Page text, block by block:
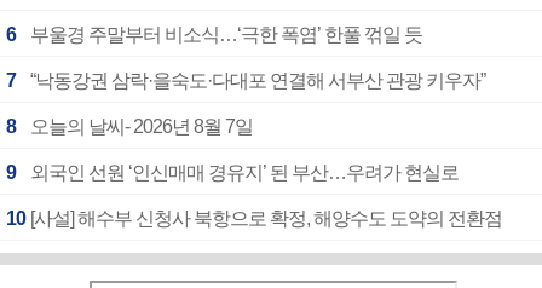
6 부울경 주말부터 비소식…‘극한 폭염’ 한풀 꺾일 듯
7 “낙동강권 삼락·을숙도·다대포 연결해 서부산 관광 키우자”
8 오늘의 날씨- 2026년 8월 7일
9 외국인 선원 ‘인신매매 경유지’ 된 부산…우려가 현실로
10 [사설] 해수부 신청사 북항으로 확정, 해양수도 도약의 전환점